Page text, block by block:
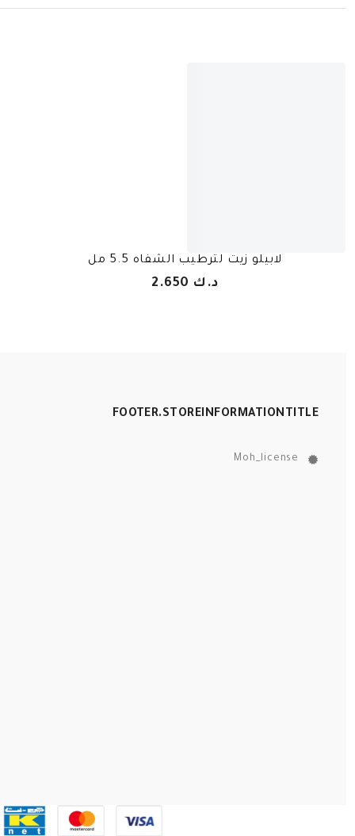
لابيلو زيت لترطيب الشفاه 5.5 مل
د.ك 2.650
FOOTER.STOREINFORMATIONTITLE
Moh_license